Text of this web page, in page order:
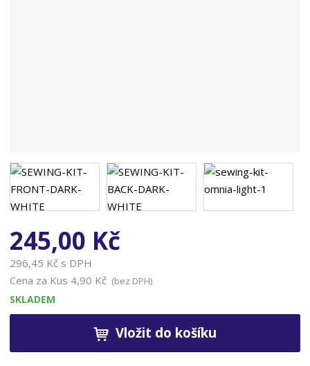
245,00 Kč
296,45 Kč s DPH
Cena za Kus 4,90 Kč (bez DPH)
SKLADEM
Vložit do košíku